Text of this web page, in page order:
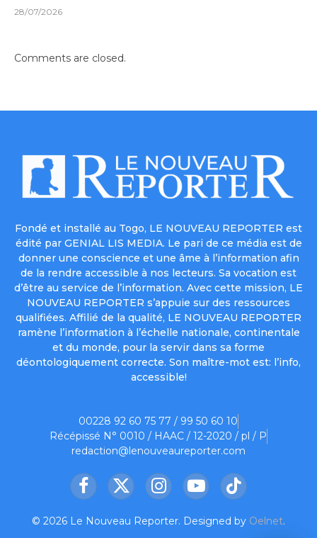
28/07/2026
Comments are closed.
Fondé et installé au Togo, LE NOUVEAU REPORTER est
édité par GENIAL LIS MEDIA. Le pari de ce média est de
donner une conscience et une âme à l’information afin
de la rendre accessible à nos lecteurs. Sa vocation est
d’être au service de l’information. Avec cette mission, LE
NOUVEAU REPORTER s’appuie sur des ressources
qualifiées. Affilié de la qualité, LE NOUVEAU REPORTER
ramène l’information à l’échelle nationale, continentale
et du monde, pour la servir dans sa forme
déontologiquement correcte. Son maître-mot est: l’info,
accessible!
00228 92 60 75 77 / 99 50 60 10
Récépissé N° 0010 / HAAC / 12-2020 / pl / P
redaction@lenouveaureporter.com
Facebook
X
InstagramYouTubeTikTok
© 2026 Le Nouveau Reporter. Designed by Oelnet.